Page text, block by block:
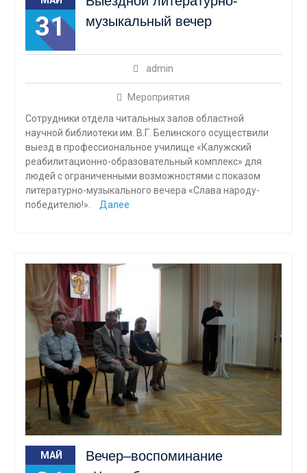
31
музыкальный вечер
admin
Мероприятия
Сотрудники отдела читальных залов областной
научной библиотеки им. В.Г. Белинского осуществили
выезд в профессиональное училище «Калужский
реабилитационно-образовательный комплекс» для
людей с ограниченными возможностями с показом
литературно-музыкального вечера «Слава народу-
победителю!».
Далее
МАЙ
Вечер–воспоминание